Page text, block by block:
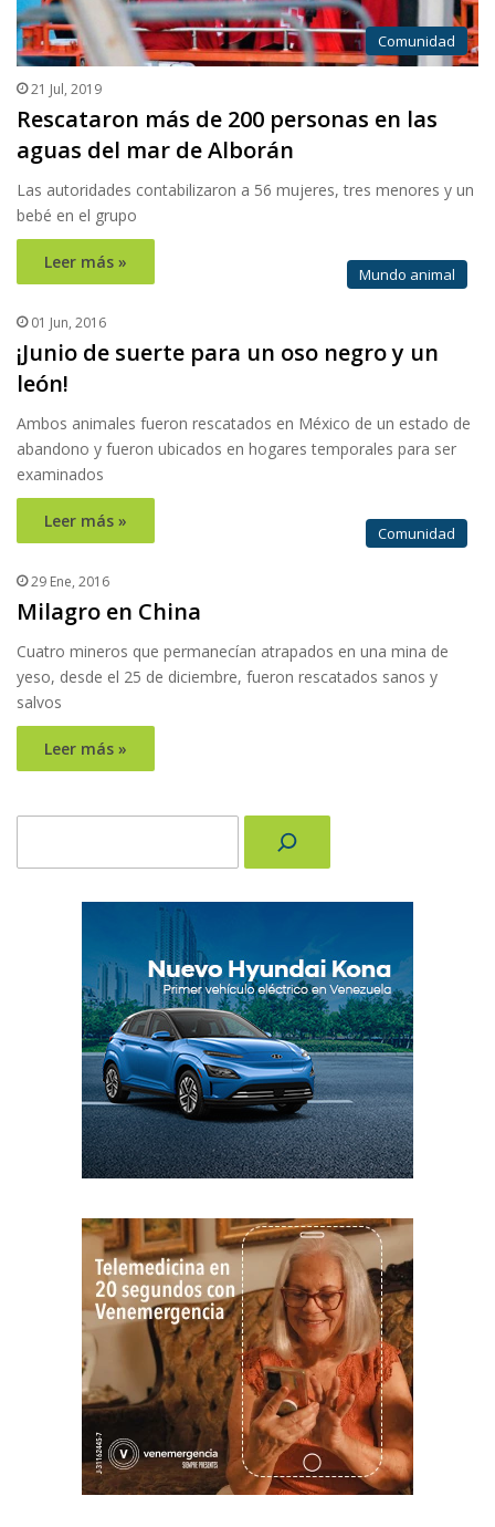
Comunidad
21 Jul, 2019
Rescataron más de 200 personas en las
aguas del mar de Alborán
Las autoridades contabilizaron a 56 mujeres, tres menores y un
bebé en el grupo
Leer más »
Mundo animal
01 Jun, 2016
¡Junio de suerte para un oso negro y un
león!
Ambos animales fueron rescatados en México de un estado de
abandono y fueron ubicados en hogares temporales para ser
examinados
Leer más »
Comunidad
29 Ene, 2016
Milagro en China
Cuatro mineros que permanecían atrapados en una mina de
yeso, desde el 25 de diciembre, fueron rescatados sanos y
salvos
Leer más »